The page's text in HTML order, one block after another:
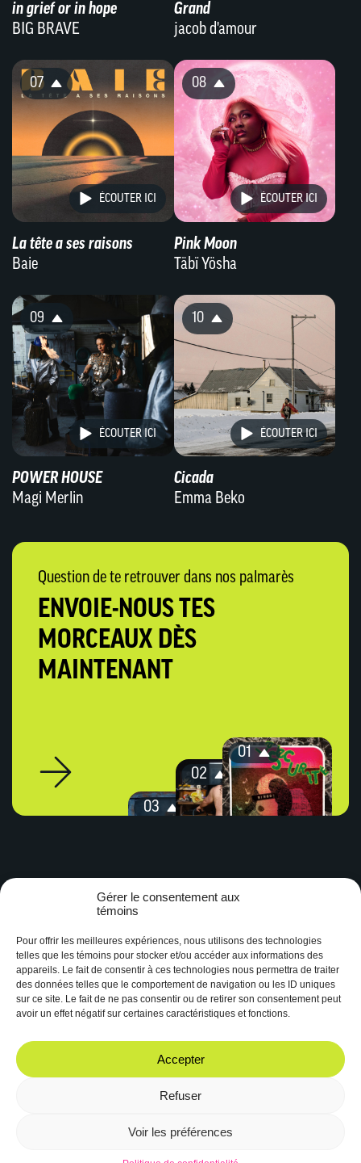
Gérer le consentement aux
témoins
Pour offrir les meilleures expériences, nous utilisons des technologies
telles que les témoins pour stocker et/ou accéder aux informations des
appareils. Le fait de consentir à ces technologies nous permettra de traiter
des données telles que le comportement de navigation ou les ID uniques
sur ce site. Le fait de ne pas consentir ou de retirer son consentement peut
avoir un effet négatif sur certaines caractéristiques et fonctions.
Accepter
Refuser
Voir les préférences
in grief or in hope
BIG BRAVE
Grand
jacob d'amour
07
ÉCOUTER ICI
La tête a ses raisons
Baie
08
ÉCOUTER ICI
Pink Moon
Täbï Yösha
09
ÉCOUTER ICI
POWER HOUSE
Magi Merlin
10
ÉCOUTER ICI
Cicada
Emma Beko
Question de te retrouver dans nos palmarès
ENVOIE-NOUS TES
MORCEAUX DÈS
MAINTENANT
01
02
03
Depuis 1997, CHYZ 94.3 est la radio des étudiant.es de l’Université
Laval. Elle constitue un espace de création radiophonique unique.
Instagram
Site web réalisé par